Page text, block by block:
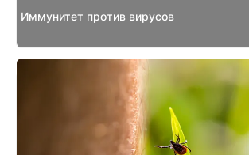
Иммунитет против вирусов